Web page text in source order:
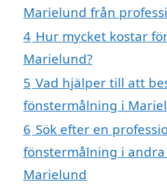
Marielund från
4 Hur mycket kostar
Marielund?
5 Vad hjälper till att
fönstermålning i
6 Sök efter en
fönstermålning i
Marielund